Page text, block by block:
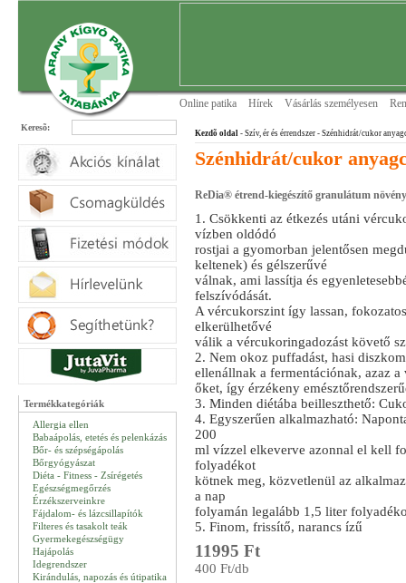
Online patika Hírek Vásárlás személyesen
Keresõ:
Termékkategóriák
Allergia ellen
Babaápolás, etetés és pelenkázás
Bőr- és szépségápolás
Bőrgyógyászat
Diéta - Fitness - Zsírégetés
Egészségmegőrzés
Érzékszerveinkre
Fájdalom- és lázcsillapítók
Filteres és tasakolt teák
Gyermekegészségügy
Hajápolás
Idegrendszer
Kirándulás, napozás és útipatika
Kezdõ oldal - Szív, ér és érrendszer - Szénhidrát/cukor
Szénhidrát/cukor
ReDia® étrend-kiegészítő granulátum
1. Csökkenti az étkezés utáni
vízben oldódó
rostjai a gyomorban jelentősen
keltenek) és gélszerűvé
válnak, ami lassítja és
felszívódását.
A vércukorszint így lassan,
elkerülhetővé
válik a vércukoringadozást követő
2. Nem okoz puffadást, hasi
ellenállnak a fermentációnak, azaz
őket, így érzékeny
3. Minden diétába beilleszthető:
4. Egyszerűen alkalmazható:
200
ml vízzel elkeverve azonnal el kell
folyadékot
kötnek meg, közvetlenül az
a nap
folyamán legalább 1,5 liter
5. Finom, frissítő, narancs ízű
11995 Ft
400 Ft/db